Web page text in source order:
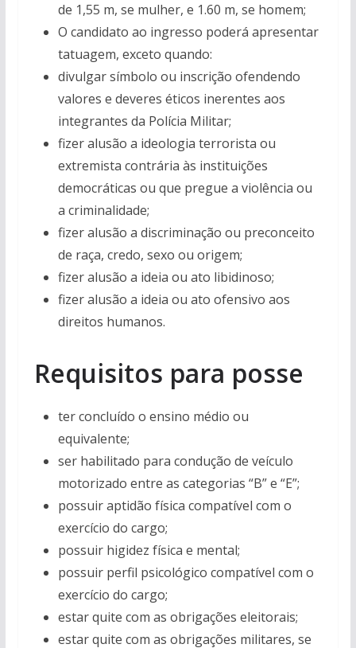
de 1,55 m, se mulher, e 1.60 m, se homem;
O candidato ao ingresso poderá apresentar
tatuagem, exceto quando:
divulgar símbolo ou inscrição ofendendo
valores e deveres éticos inerentes aos
integrantes da Polícia Militar;
fizer alusão a ideologia terrorista ou
extremista contrária às instituições
democráticas ou que pregue a violência ou
a criminalidade;
fizer alusão a discriminação ou preconceito
de raça, credo, sexo ou origem;
fizer alusão a ideia ou ato libidinoso;
fizer alusão a ideia ou ato ofensivo aos
direitos humanos.
Requisitos para posse
ter concluído o ensino médio ou
equivalente;
ser habilitado para condução de veículo
motorizado entre as categorias “B” e “E”;
possuir aptidão física compatível com o
exercício do cargo;
possuir higidez física e mental;
possuir perfil psicológico compatível com o
exercício do cargo;
estar quite com as obrigações eleitorais;
estar quite com as obrigações militares, se